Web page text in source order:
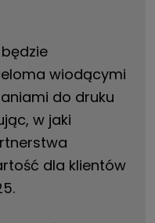
będzie
wiodącymi
do druku
w jaki
dla klientów